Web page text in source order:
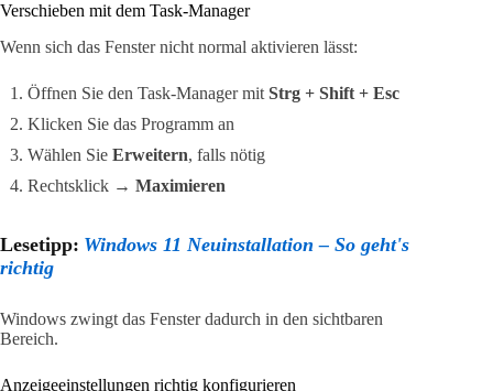
Verschieben mit dem Task-Manager
Wenn sich das Fenster nicht normal aktivieren lässt:
Öffnen Sie den Task-Manager mit Strg + Shift + Esc
Klicken Sie das Programm an
Wählen Sie Erweitern, falls nötig
Rechtsklick → Maximieren
Lesetipp: Windows 11 Neuinstallation – So geht's
richtig
Windows zwingt das Fenster dadurch in den sichtbaren
Bereich.
Anzeigeeinstellungen richtig konfigurieren